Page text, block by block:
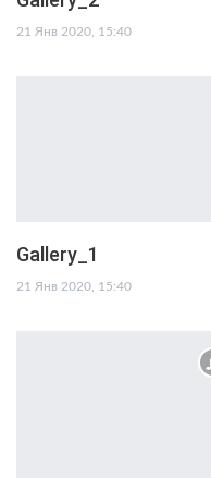
21 Янв 2020, 15:40
Gallery_1
21 Янв 2020, 15:40